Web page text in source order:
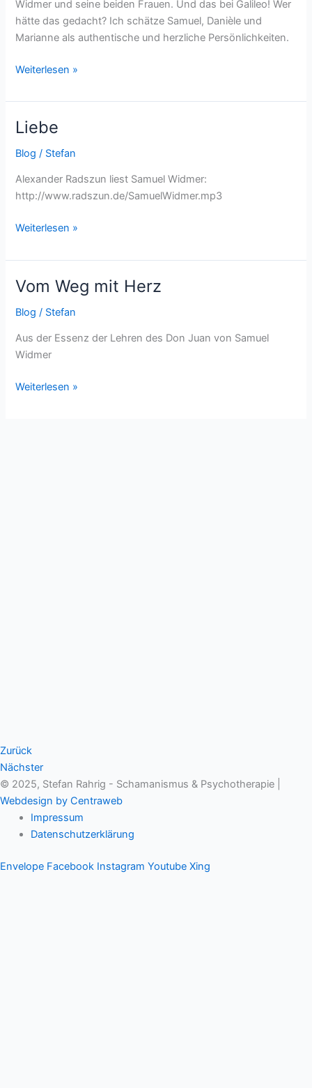
Widmer und seine beiden Frauen. Und das bei Galileo! Wer
hätte das gedacht? Ich schätze Samuel, Danièle und
Marianne als authentische und herzliche Persönlichkeiten.
Weiterlesen »
Liebe
Blog / Stefan
Alexander Radszun liest Samuel Widmer:
http://www.radszun.de/SamuelWidmer.mp3
Liebe
Weiterlesen »
Vom Weg mit Herz
Blog / Stefan
Aus der Essenz der Lehren des Don Juan von Samuel
Widmer
Vom
mit
Herz
Weiterlesen »
Zurück
Nächster
© 2025, Stefan Rahrig - Schamanismus & Psychotherapie |
Webdesign by Centraweb
Impressum
Datenschutzerklärung
Envelope Facebook Instagram Youtube Xing